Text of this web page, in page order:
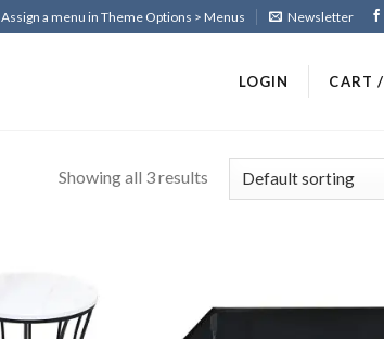
Assign a menu in Theme Options > Menus Newsletter
LOGIN CART /
Showing all 3 results